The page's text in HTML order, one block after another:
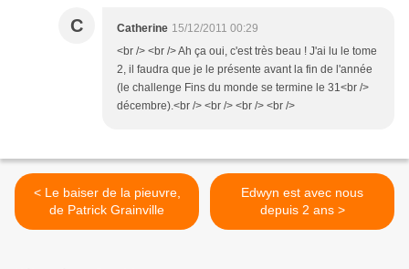
C Catherine 15/12/2011 00:29
<br /> <br /> Ah ça oui, c'est très beau ! J'ai lu le tome
2, il faudra que je le présente avant la fin de l'année
(le challenge Fins du monde se termine le 31<br />
décembre).<br /> <br /> <br /> <br />
< Le baiser de la pieuvre,
de Patrick Grainville
Edwyn est avec nous
depuis 2 ans >